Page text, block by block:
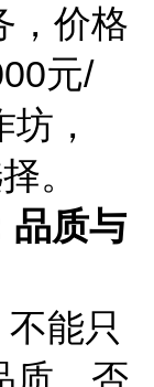
，价格
元/
，
。
品质与
能只
质，否